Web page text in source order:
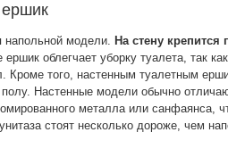
напольной модели. На стену крепится
облегчает уборку туалета, так
Кроме того, настенным туалетным
полу. Настенные модели обычно
металла или санфаянса,
стоят несколько дороже, чем